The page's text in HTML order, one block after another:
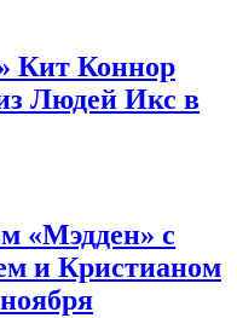
Кит Коннор
Людей Икс в
«Мэдден» с
и Кристианом